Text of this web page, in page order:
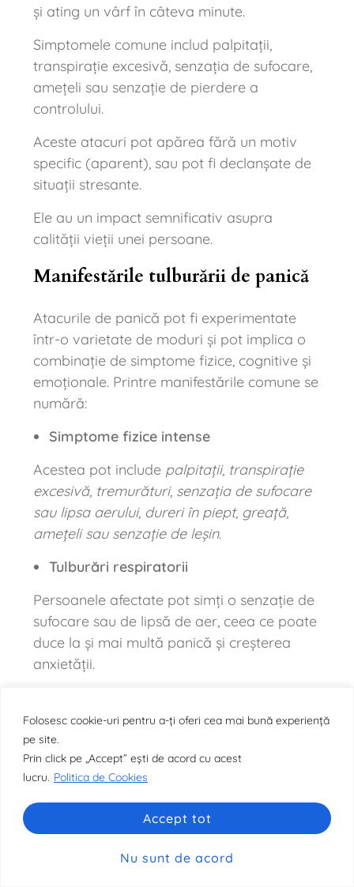
Folosesc cookie-uri pentru a-ți oferi cea mai bună experiență
pe site.
Prin click pe „Accept” ești de acord cu acest
lucru. Politica de Cookies
Nu sunt de acord
Accept tot
și ating un vârf în câteva minute.
Simptomele comune includ palpitații,
transpirație excesivă, senzația de sufocare,
amețeli sau senzație de pierdere a
controlului.
Aceste atacuri pot apărea fără un motiv
specific (aparent), sau pot fi declanșate de
situații stresante.
Ele au un impact semnificativ asupra
calității vieții unei persoane.
Manifestările tulburării de panică
Atacurile de panică pot fi experimentate
într-o varietate de moduri și pot implica o
combinație de simptome fizice, cognitive și
emoționale. Printre manifestările comune se
numără:
Simptome fizice intense
Acestea pot include palpitații, transpirație
excesivă, tremurături, senzația de sufocare
sau lipsa aerului, dureri în piept, greață,
amețeli sau senzație de leșin.
Tulburări respiratorii
Persoanele afectate pot simți o senzație de
sufocare sau de lipsă de aer, ceea ce poate
duce la și mai multă panică și creșterea
anxietății.
Atacurile de panică pot fi însoțite de
gânduri iraționale sau de teama de a muri,
de a pierde controlul sau de a înnebuni
Sentimente intense de frică sau panică
Persoanele care suferă de tulburare de
panică pot experimenta o frică intensă și